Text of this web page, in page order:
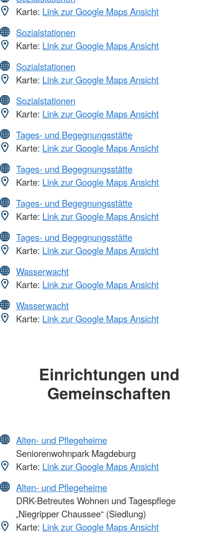
Karte: Link zur Google Maps Ansicht
Sozialstationen
Karte: Link zur Google Maps Ansicht
Sozialstationen
Karte: Link zur Google Maps Ansicht
Sozialstationen
Karte: Link zur Google Maps Ansicht
Tages- und Begegnungsstätte
Karte: Link zur Google Maps Ansicht
Tages- und Begegnungsstätte
Karte: Link zur Google Maps Ansicht
Tages- und Begegnungsstätte
Karte: Link zur Google Maps Ansicht
Tages- und Begegnungsstätte
Karte: Link zur Google Maps Ansicht
Wasserwacht
Karte: Link zur Google Maps Ansicht
Wasserwacht
Karte: Link zur Google Maps Ansicht
Einrichtungen und
Gemeinschaften
Alten- und Pflegeheime
Seniorenwohnpark Magdeburg
Karte: Link zur Google Maps Ansicht
Alten- und Pflegeheime
DRK-Betreutes Wohnen und Tagespflege
„Niegripper Chaussee“ (Siedlung)
Karte: Link zur Google Maps Ansicht